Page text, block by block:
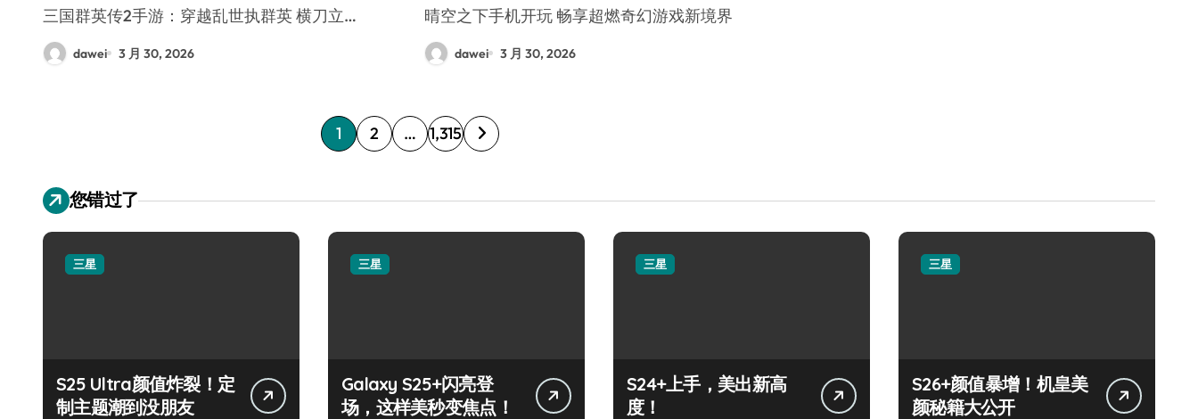
三国群英传2手游：穿越乱世执群英 横刀立…
dawei 3 月 30, 2026
晴空之下手机开玩 畅享超燃奇幻游戏新境界
dawei 3 月 30, 2026
文
分
页
1 2 … 1,315
您错过了
三星
S25 Ultra颜值炸裂！定
制主题潮到没朋友
三星
Galaxy S25+闪亮登
场，这样美秒变焦点！
三星
S24+上手，美出新高
度！
三星
S26+颜值暴增！机皇美
颜秘籍大公开